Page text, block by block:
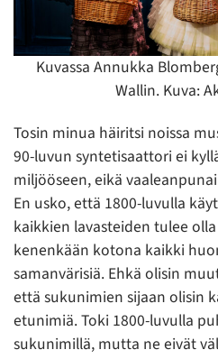
Kuvassa Annukka
Wallin. Kuva:
Tosin minua häiritsi noissa
90-luvun syntetisaattori ei
miljööseen, eikä
En usko, että 1800-luvulla
kaikkien lavasteiden tulee
kenenkään kotona kaikki
samanvärisiä. Ehkä olisin
että sukunimien sijaan olisin
etunimiä. Toki 1800-luvulla
sukunimillä, mutta ne eivät